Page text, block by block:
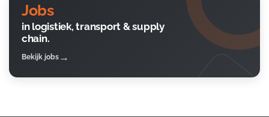
Jobs
in logistiek, transport & supply
chain.
Bekijk jobs